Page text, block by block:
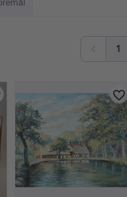
1